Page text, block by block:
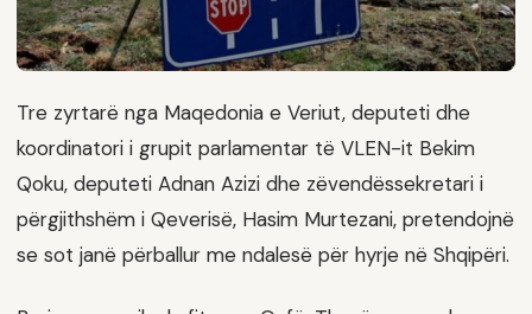
Tre zyrtarë nga Maqedonia e Veriut, deputeti dhe
koordinatori i grupit parlamentar të VLEN-it Bekim
Qoku, deputeti Adnan Azizi dhe zëvendëssekretari i
përgjithshëm i Qeverisë, Hasim Murtezani, pretendojnë
se sot janë përballur me ndalesë për hyrje në Shqipëri.